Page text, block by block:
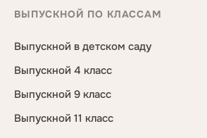
ВЫПУСКНОЙ ПО КЛАССАМ
Выпускной в детском саду
Выпускной 4 класс
Выпускной 9 класс
Выпускной 11 класс